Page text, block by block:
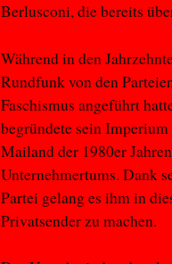
Berlusconi, die bereits
Während in den
Rundfunk von den
Faschismus angeführt
begründete sein
Mailand der 1980er
Unternehmertums. Dank
Partei gelang es ihm in
Privatsender zu machen.